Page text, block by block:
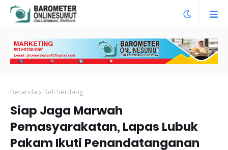
Beranda Deli Serdang
Siap Jaga Marwah
Pemasyarakatan, Lapas Lubuk
Pakam Ikuti Penandatanganan